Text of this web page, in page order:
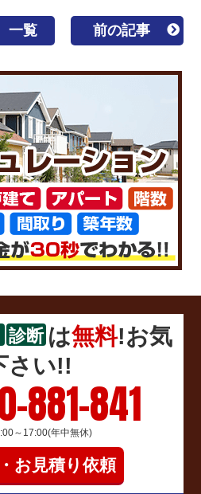
一覧 前の記事
診断 は無料!お気
さい!!
881-841
～17:00(年中無休)
お見積り依頼